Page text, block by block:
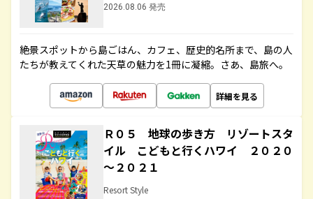
2026.08.06 発売
絶景スポットから島ごはん、カフェ、歴史的名所まで、島の人
たちが教えてくれた天草の魅力を1冊に凝縮。さあ、島旅へ。
詳細を見る
Ｒ０５ 地球の歩き方 リゾートスタ
イル こどもと行くハワイ ２０２０
～２０２１
Resort Style